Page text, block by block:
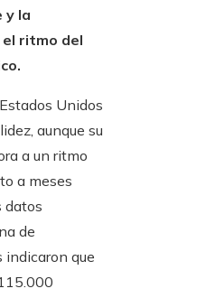
y la
ritmo del
Unidos
aunque su
a un ritmo
a meses
datos
de
indicaron que